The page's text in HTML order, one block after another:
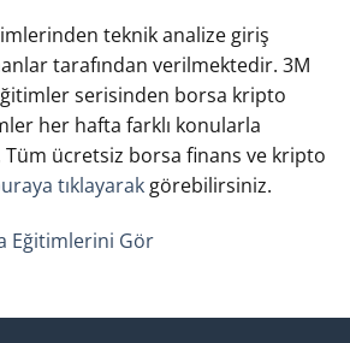
teknik analize giriş
tarafından verilmektedir. 3M
serisinden borsa kripto
her hafta farklı konularla
ücretsiz borsa finans ve kripto
tıklayarakgörebilirsiniz.
Eğitimlerini Gör